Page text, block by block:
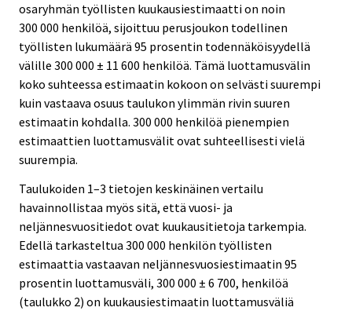
osaryhmän työllisten kuukausiestimaatti on noin
300 000 henkilöä, sijoittuu perusjoukon todellinen
työllisten lukumäärä 95 prosentin todennäköisyydellä
välille 300 000 ± 11 600 henkilöä. Tämä luottamusvälin
koko suhteessa estimaatin kokoon on selvästi suurempi
kuin vastaava osuus taulukon ylimmän rivin suuren
estimaatin kohdalla. 300 000 henkilöä pienempien
estimaattien luottamusvälit ovat suhteellisesti vielä
suurempia.
Taulukoiden 1–3 tietojen keskinäinen vertailu
havainnollistaa myös sitä, että vuosi- ja
neljännesvuositiedot ovat kuukausitietoja tarkempia.
Edellä tarkasteltua 300 000 henkilön työllisten
estimaattia vastaavan neljännesvuosiestimaatin 95
prosentin luottamusväli, 300 000 ± 6 700, henkilöä
(taulukko 2) on kuukausiestimaatin luottamusväliä